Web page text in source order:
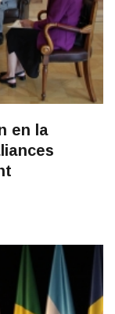
en la